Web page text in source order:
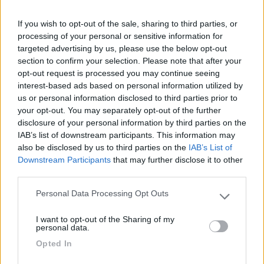
If you wish to opt-out of the sale, sharing to third parties, or
processing of your personal or sensitive information for
targeted advertising by us, please use the below opt-out
section to confirm your selection. Please note that after your
opt-out request is processed you may continue seeing
interest-based ads based on personal information utilized by
us or personal information disclosed to third parties prior to
your opt-out. You may separately opt-out of the further
disclosure of your personal information by third parties on the
IAB’s list of downstream participants. This information may
also be disclosed by us to third parties on the IAB’s List of
Downstream Participants that may further disclose it to other
Please note that this website/app uses one or more Google
not limited to your visit or usage behaviour. You may click to
use your data for below specified purposes in below Google
Personal Data Processing Opt Outs
I want to opt-out of the Sharing of my
personal data.
Opted In
...
fa un po di fumo nero, solitamente solo in fase di "sforzo", tipo
partenza in salita o scalando da terza a seconda in salita.
sempre a basse velocità. Confesso la mia profonda ignoranza e
a malapena so riconoscere il turbo. però ora che me lo fate
notare ricordo che c'è un manicotto con una crepa proprio sotto
la fascetta che lo tiene. è frontale, leggermente verso il lato
guida.
se mi rendo conto di poterlo fare senza fare danni, proverò
anche come mi consigli a togliere il tubo che arriva dal filtro e
vedere se la girante si muove con facilità.
Nella peggiore delle ipotesi, mi limiterò a fare un paio di foto da
postare qui prima di mettere mano.
Grazie infinite!
2361
Inserito il25/05/2020